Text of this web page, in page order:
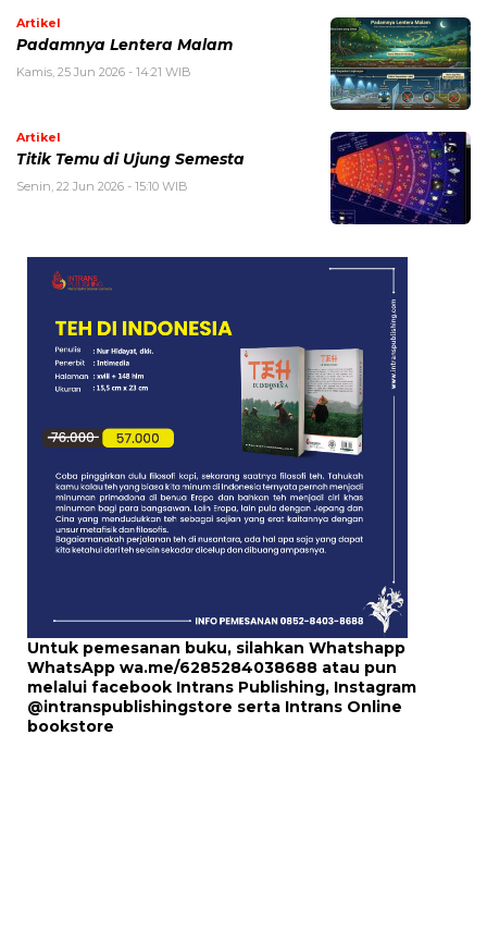
Artikel
Padamnya Lentera Malam
Kamis, 25 Jun 2026 - 14:21 WIB
Artikel
Titik Temu di Ujung Semesta
Senin, 22 Jun 2026 - 15:10 WIB
Untuk pemesanan buku, silahkan Whatshapp
WhatsApp wa.me/6285284038688 atau pun
melalui facebook Intrans Publishing, Instagram
@intranspublishingstore serta Intrans Online
bookstore